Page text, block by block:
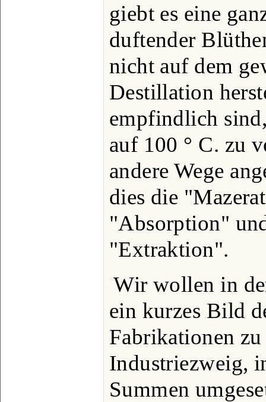
giebt es eine
duftender
nicht auf dem
Destillation
empfindlich
auf 100 ° C. zu
andere Wege
dies die
"Absorption"
"Extraktion".
Wir wollen in
ein kurzes Bild
Fabrikationen
Industriezweig,
Summen